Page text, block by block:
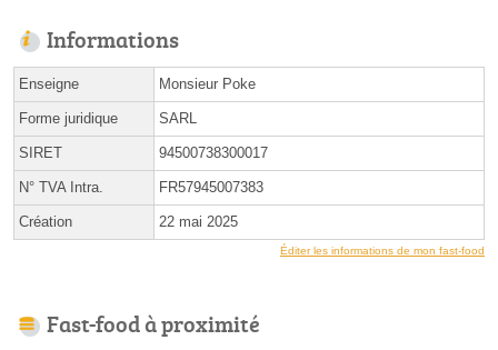
Informations
Enseigne Monsieur Poke
Forme juridique SARL
SIRET 94500738300017
N° TVA Intra. FR57945007383
Création 22 mai 2025
Éditer les informations de mon fast-food
Fast-food à proximité